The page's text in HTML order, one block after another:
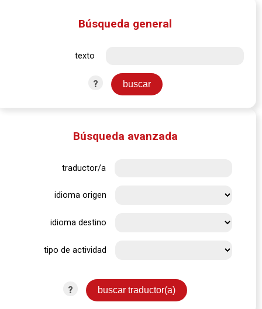
Búsqueda general
texto
?
Búsqueda avanzada
traductor/a
idioma origen
idioma destino
tipo de actividad
?